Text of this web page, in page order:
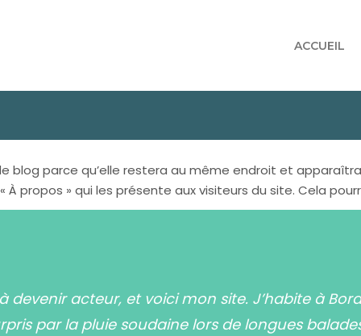
ACCUEIL
blog parce qu’elle restera au même endroit et
propos » qui les présente aux visiteurs du site. Cela
acteur, et voici mon site. J’habite à
par la pluie soudaine lors de longues